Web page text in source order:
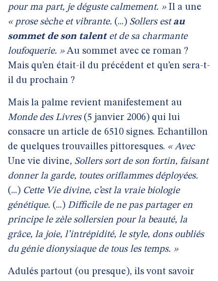
pour ma part, je déguste calmement. »Il a une
« prose sèche et vibrante. (...) Sollers est au
sommet de son talentet de sa charmante
loufoquerie. »Au sommet avec ce roman ?
Mais qu’en était-il du précédent et qu’en sera-t-
il du prochain ?
Mais la palme revient manifestement au
Monde des Livres(5 janvier 2006) qui lui
consacre un article de 6510 signes. Echantillon
de quelques trouvailles pittoresques. « Avec
Une vie divine, Sollers sort de son fortin, faisant
donner la garde, toutes oriflammes déployées.
(...) Cette Vie divine, c’est la vraie biologie
génétique. (...) Difficile de ne pas partager en
principe le zèle sollersien pour la beauté, la
grâce, la joie, l’intrépidité, le style, dons oubliés
du génie dionysiaque de tous les temps. »
Adulés partout (ou presque), ils vont savoir